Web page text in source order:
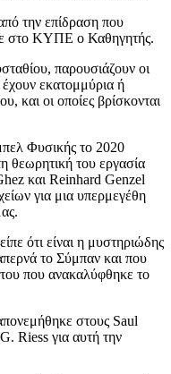
την επίδραση που
στο ΚΥΠΕ ο Καθηγητής.
παρουσιάζουν οι
έχουν εκατομμύρια ή
και οι οποίες βρίσκονται
Φυσικής το 2020
θεωρητική του εργασία
και Reinhard Genzel
για μια υπερμεγέθη
ότι είναι η μυστηριώδης
το Σύμπαν και που
που ανακαλύφθηκε το
στους Saul
Riess για αυτή την